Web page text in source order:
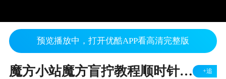
预览播放中，打开优酷APP看高清完整版
魔方小站魔方盲拧教程顺时针三角换公式演示 +追